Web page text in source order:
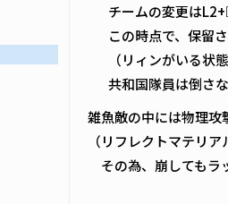
チームの変更は
この時点で、保留
（リィンがいる状
共和国隊員は倒さ
雑魚敵の中には物理攻
（リフレクトマテリ
その為、崩してもラ